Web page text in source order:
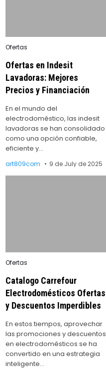
Posted
Ofertas
Ofertas en Indesit
Lavadoras: Mejores
Precios y Financiación
En el mundo del
electrodoméstico, las indesit
lavadoras se han consolidado
como una opción confiable,
eficiente y…
art809com 9 de July de 2025
Posted
Ofertas
Catalogo Carrefour
Electrodomésticos Ofertas
y Descuentos Imperdibles
En estos tiempos, aprovechar
las promociones y descuentos
en electrodomésticos se ha
convertido en una estrategia
inteligente…